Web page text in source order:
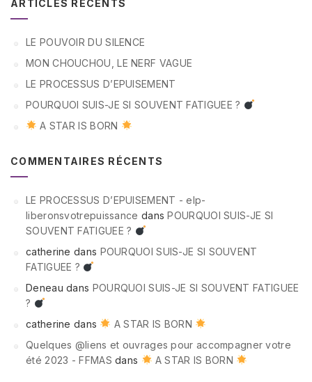
ARTICLES RÉCENTS
LE POUVOIR DU SILENCE
MON CHOUCHOU, LE NERF VAGUE
LE PROCESSUS D’EPUISEMENT
POURQUOI SUIS-JE SI SOUVENT FATIGUEE ?
A STAR IS BORN
COMMENTAIRES RÉCENTS
LE PROCESSUS D’EPUISEMENT - elp-
liberonsvotrepuissance dansPOURQUOI SUIS-JE SI
SOUVENT FATIGUEE ?
catherine dans POURQUOI SUIS-JE SI SOUVENT
FATIGUEE ?
Deneau dans POURQUOI SUIS-JE SI SOUVENT FATIGUEE
?
catherine dans
A STAR IS BORN
Quelques @liens et ouvrages pour accompagner votre
été 2023 - FFMAS dans A STAR IS BORN